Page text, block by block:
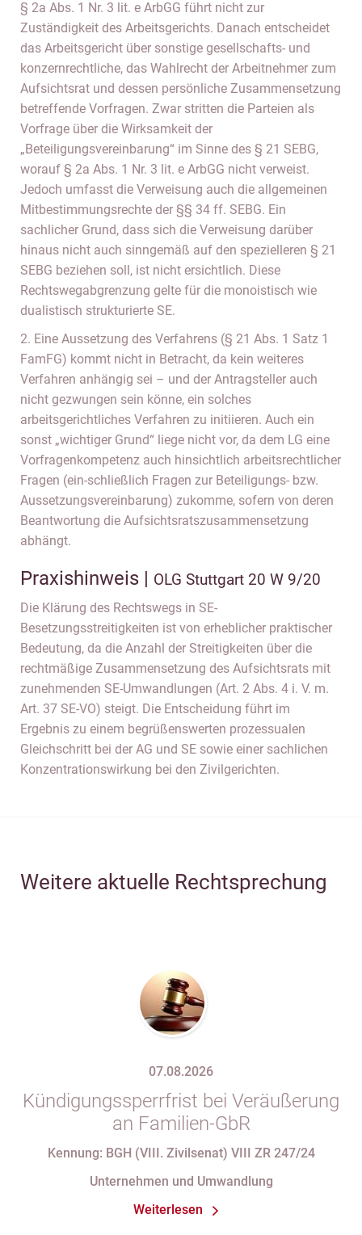
§ 2a Abs. 1 Nr. 3 lit. e ArbGG führt nicht zur
Zuständigkeit des Arbeitsgerichts. Danach entscheidet
das Arbeitsgericht über sonstige gesellschafts- und
konzernrechtliche, das Wahlrecht der Arbeitnehmer zum
Aufsichtsrat und dessen persönliche Zusammensetzung
betreffende Vorfragen. Zwar stritten die Parteien als
Vorfrage über die Wirksamkeit der
„Beteiligungsvereinbarung“ im Sinne des § 21 SEBG,
worauf § 2a Abs. 1 Nr. 3 lit. e ArbGG nicht verweist.
Jedoch umfasst die Verweisung auch die allgemeinen
Mitbestimmungsrechte der §§ 34 ff. SEBG. Ein
sachlicher Grund, dass sich die Verweisung darüber
hinaus nicht auch sinngemäß auf den spezielleren § 21
SEBG beziehen soll, ist nicht ersichtlich. Diese
Rechtswegabgrenzung gelte für die monoistisch wie
dualistisch strukturierte SE.
2. Eine Aussetzung des Verfahrens (§ 21 Abs. 1 Satz 1
FamFG) kommt nicht in Betracht, da kein weiteres
Verfahren anhängig sei – und der Antragsteller auch
nicht gezwungen sein könne, ein solches
arbeitsgerichtliches Verfahren zu initiieren. Auch ein
sonst „wichtiger Grund“ liege nicht vor, da dem LG eine
Vorfragenkompetenz auch hinsichtlich arbeitsrechtlicher
Fragen (ein-schließlich Fragen zur Beteiligungs- bzw.
Aussetzungsvereinbarung) zukomme, sofern von deren
Beantwortung die Aufsichtsratszusammensetzung
abhängt.
Praxishinweis | OLG Stuttgart 20 W 9/20
Die Klärung des Rechtswegs in SE-
Besetzungsstreitigkeiten ist von erheblicher praktischer
Bedeutung, da die Anzahl der Streitigkeiten über die
rechtmäßige Zusammensetzung des Aufsichtsrats mit
zunehmenden SE-Umwandlungen (Art. 2 Abs. 4 i. V. m.
Art. 37 SE-VO) steigt. Die Entscheidung führt im
Ergebnis zu einem begrüßenswerten prozessualen
Gleichschritt bei der AG und SE sowie einer sachlichen
Konzentrationswirkung bei den Zivilgerichten.
Weitere aktuelle Rechtsprechung
07.08.2026
Kündigungssperrfrist bei Veräußerung
an Familien-GbR
Kennung: BGH (VIII. Zivilsenat) VIII ZR 247/24
Unternehmen und Umwandlung
Weiterlesen